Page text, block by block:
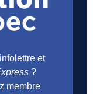
et
?
membre